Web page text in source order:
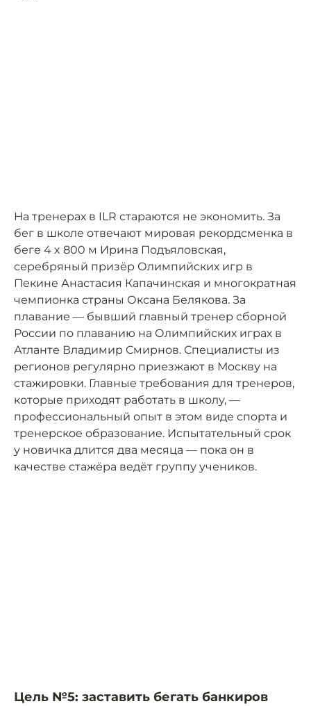
На тренерах в ILR стараются не экономить. За
бег в школе отвечают мировая рекордсменка в
беге 4 x 800 м Ирина Подъяловская,
серебряный призёр Олимпийских игр в
Пекине Анастасия Капачинская и многократная
чемпионка страны Оксана Белякова. За
плавание — бывший главный тренер сборной
России по плаванию на Олимпийских играх в
Атланте Владимир Смирнов. Специалисты из
регионов регулярно приезжают в Москву на
стажировки. Главные требования для тренеров,
которые приходят работать в школу, —
профессиональный опыт в этом виде спорта и
тренерское образование. Испытательный срок
у новичка длится два месяца — пока он в
качестве стажёра ведёт группу учеников.
Цель №5: заставить бегать банкиров